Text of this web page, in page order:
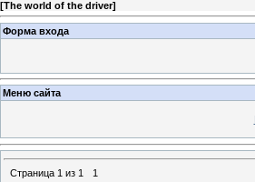
[The world of the driver]
Форма входа
Меню сайта
Страница 1 из 1
1